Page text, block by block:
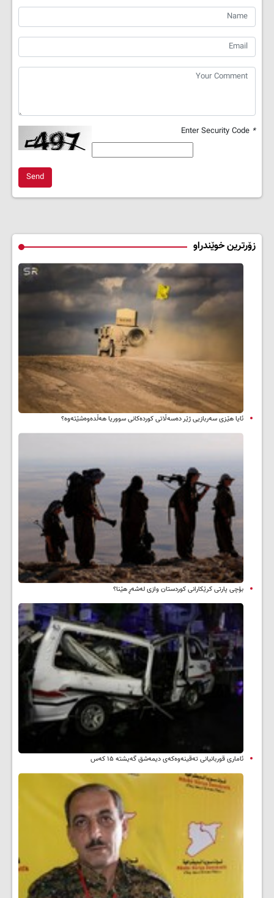
*
Send
زۆرترین خوێندراو
ئایا هێزی سەربازیی ژێر دەسەڵاتی کوردەکانی سووریا هەڵدەوەشێتەوە؟
بۆچی پارتی کرێکارانی کوردستان وازی لەشەڕ هێنا؟
ئاماری قوربانیانی تەقینەوەکەی دیمەشق گەیشتە ۱۵ کەس